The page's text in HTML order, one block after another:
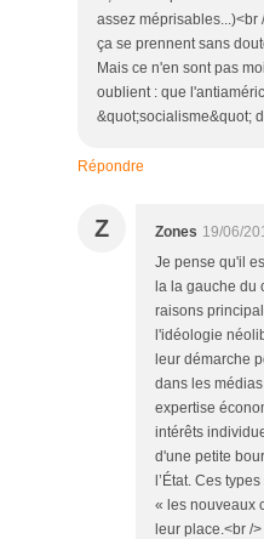
assez méprisables...)<br
ça se prennent sans
Mais ce n'en sont pas
oublient : que
&quot;socialisme&quot;
Répondre
Z Zones 19/06/
Je pense qu'il
la la gauche du
raisons
l'idéologie
leur démarche
dans les
expertise
intérêts
d'une petite
l’État. Ces
« les nouveaux
leur place.<br /